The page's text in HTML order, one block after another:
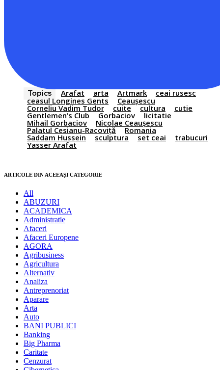
Topics Arafat arta Artmark
ceai rusesc
ceasul Longines Gents
Ceaușescu
Corneliu Vadim Tudor cuite cultura cutie
Gentlemen’s Club Gorbaciov licitatie
Mihail Gorbaciov Nicolae Ceaușescu
Palatul Cesianu-Racoviță Romania
Saddam Hussein sculptura set ceai trabucuri
Yasser Arafat
ARTICOLE DIN ACEEAȘI CATEGORIE
All
ABUZURI
ACADEMICA
Administratie
Afaceri
Afaceri Europene
AGORA
Agribusiness
Agricultura
Alternativ
Analiza
Antreprenoriat
Aparare
Arta
Auto
BANI PUBLICI
Banking
Big Pharma
Caritate
Cenzurat